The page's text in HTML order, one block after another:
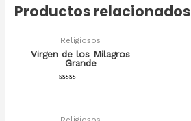
Productos relacionados
Religiosos
Virgen de los Milagros
Grande
5